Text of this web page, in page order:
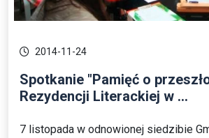
2014-11-24
Spotkanie "Pamięć o
Rezydencji Literackiej w ...
7 listopada w odnowionej siedzibie